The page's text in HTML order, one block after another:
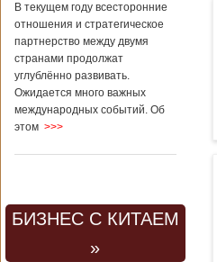
В текущем году всесторонние
отношения и стратегическое
партнерство между двумя
странами продолжат
углублённо развивать.
Ожидается много важных
международных событий. Об
этом >>>
БИЗНЕС С КИТАЕМ
»